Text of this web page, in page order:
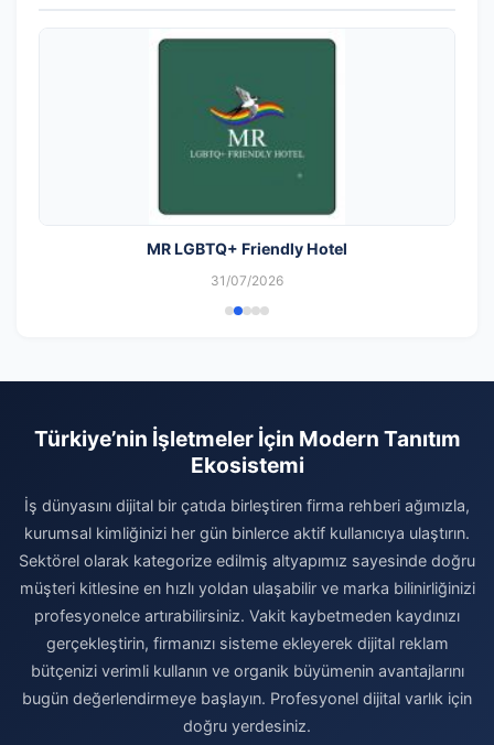
MR LGBTQ+ Friendly Hotel
31/07/2026
Türkiye’nin İşletmeler İçin Modern Tanıtım
Ekosistemi
İş dünyasını dijital bir çatıda birleştiren firma rehberi ağımızla,
kurumsal kimliğinizi her gün binlerce aktif kullanıcıya ulaştırın.
Sektörel olarak kategorize edilmiş altyapımız sayesinde doğru
müşteri kitlesine en hızlı yoldan ulaşabilir ve marka bilinirliğinizi
profesyonelce artırabilirsiniz. Vakit kaybetmeden kaydınızı
gerçekleştirin, firmanızı sisteme ekleyerek dijital reklam
bütçenizi verimli kullanın ve organik büyümenin avantajlarını
bugün değerlendirmeye başlayın. Profesyonel dijital varlık için
doğru yerdesiniz.